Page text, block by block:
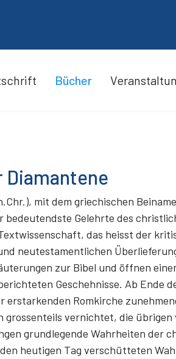
Bücher
Diamantene
mit dem griechischen
bedeutendste Gelehrte des
das heisst der
neutestamentlichen
zur Bibel und öffnen
Geschehnisse. Ab Ende
erstarkenden Romkirche
grossenteils vernichtet, die
grundlegende Wahrheiten der
heutigen Tag verschütteten